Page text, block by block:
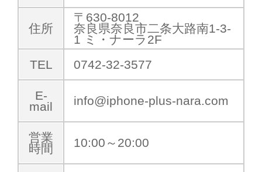
住所
〒630-8012
奈良県奈良市二条大路南1-3-
1 ミ・ナーラ2F
TEL
0742-32-3577
E-
mail
info@iphone-plus-nara.com
営業
時間
10:00～20:00